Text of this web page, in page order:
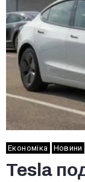
Економіка Новини
Tesla